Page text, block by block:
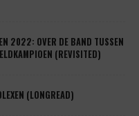
2022: OVER DE BAND TUSSEN
(REVISITED)
(LONGREAD)